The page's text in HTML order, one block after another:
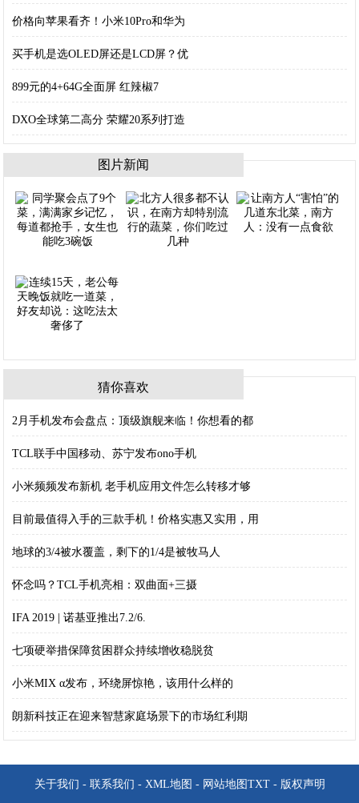
价格向苹果看齐！小米10Pro和华为
买手机是选OLED屏还是LCD屏？优
899元的4+64G全面屏 红辣椒7
DXO全球第二高分 荣耀20系列打造
图片新闻
猜你喜欢
2月手机发布会盘点：顶级旗舰来临！你想看的都
TCL联手中国移动、苏宁发布ono手机
小米频频发布新机 老手机应用文件怎么转移才够
目前最值得入手的三款手机！价格实惠又实用，用
地球的3/4被水覆盖，剩下的1/4是被牧马人
怀念吗？TCL手机亮相：双曲面+三摄
IFA 2019 | 诺基亚推出7.2/6.
七项硬举措保障贫困群众持续增收稳脱贫
小米MIX α发布，环绕屏惊艳，该用什么样的
朗新科技正在迎来智慧家庭场景下的市场红利期
关于我们 - 联系我们 - XML地图 - 网站地图 TXT- 版权声明